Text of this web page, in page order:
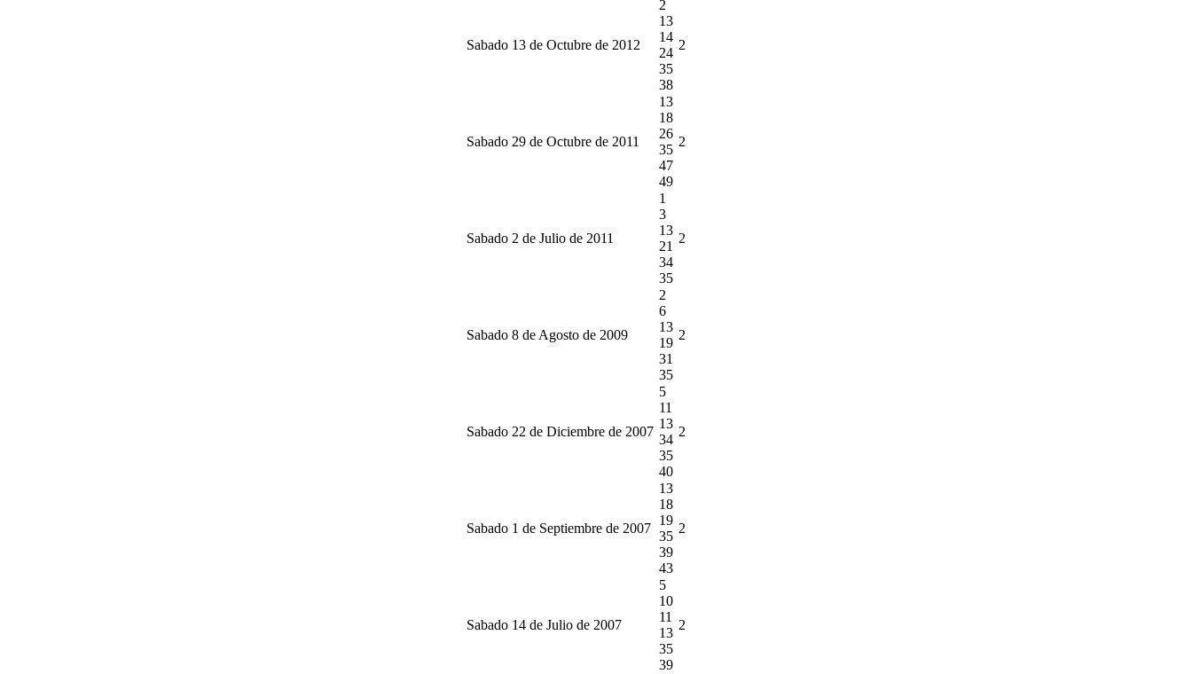
Sabado 13 de Octubre de 2012
2
13
14
24
35
38
2
Sabado 29 de Octubre de 2011
13
18
26
35
47
49
2
Sabado 2 de Julio de 2011
1
3
13
21
34
35
2
Sabado 8 de Agosto de 2009
2
6
13
19
31
35
2
Sabado 22 de Diciembre de 2007
5
11
13
34
35
40
2
Sabado 1 de Septiembre de 2007
13
18
19
35
39
43
2
Sabado 14 de Julio de 2007
5
10
11
13
35
39
2